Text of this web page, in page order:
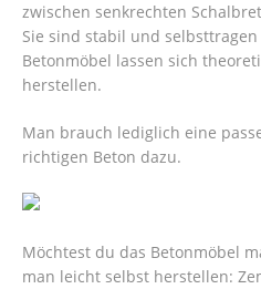
zwischen senkrechten
Sie sind stabil und
Betonmöbel lassen sich
herstellen.
Man brauch lediglich eine
richtigen Beton dazu.
Möchtest du das Betonmöbel
man leicht selbst herstellen: